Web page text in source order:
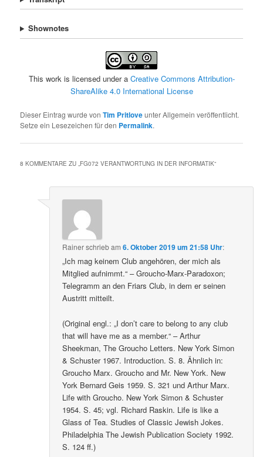
Shownotes
This work is licensed under a Creative Commons Attribution-
ShareAlike 4.0 International License
Dieser Eintrag wurde vonTim Pritloveunter Allgemein veröffentlicht.
Setze ein Lesezeichen für den Permalink.
8 KOMMENTARE ZU „FG072 VERANTWORTUNG IN DER INFORMATIK“
Rainerschriebam6. Oktober 2019 um 21:58 Uhr:
„Ich mag keinem Club angehören, der mich als
Mitglied aufnimmt.“ – Groucho-Marx-Paradoxon;
Telegramm an den Friars Club, in dem er seinen
Austritt mitteilt.
(Original engl.: „I don’t care to belong to any club
that will have me as a member.“ – Arthur
Sheekman, The Groucho Letters. New York Simon
& Schuster 1967. Introduction. S. 8. Ähnlich in:
Groucho Marx. Groucho and Mr. New York. New
York Bernard Geis 1959. S. 321 und Arthur Marx.
Life with Groucho. New York Simon & Schuster
1954. S. 45; vgl. Richard Raskin. Life is like a
Glass of Tea. Studies of Classic Jewish Jokes.
Philadelphia The Jewish Publication Society 1992.
S. 124 ff.)